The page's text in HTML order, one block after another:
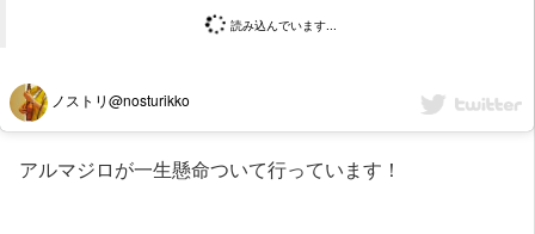
読み込んでいます...
ノストリ@nosturikko
アルマジロが一生懸命ついて行っています！